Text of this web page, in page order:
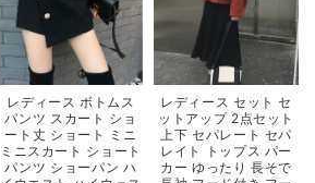
レディース ボトムス
パンツ スカート ショ
ート丈 ショート ミニ
ミニスカート ショート
パンツ ショーパン ハ
レディース セット セ
ットアップ 2点セット
上下 セパレート セパ
レイト トップス パー
カー ゆったり 長そで